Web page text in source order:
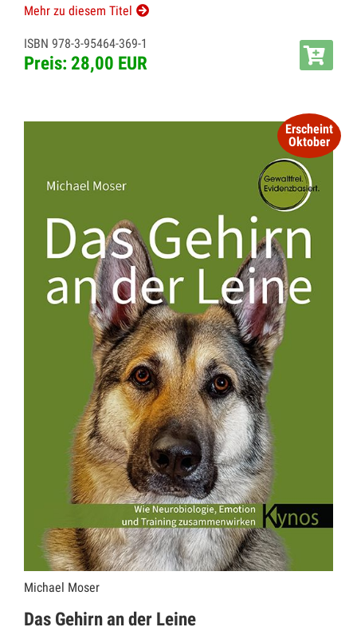
Mehr zu diesem Titel
ISBN 978-3-95464-369-1
Preis: 28,00 EUR
Erscheint
Oktober
Michael Moser
Das Gehirn an der Leine